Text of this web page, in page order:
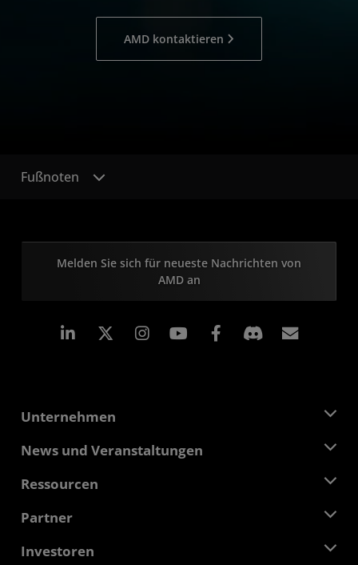
AMD kontaktieren
Fußnoten
Melden Sie sich für neueste Nachrichten von
AMD an
LinkedIn Instagram Facebook
Unternehmen
Über AMD
Verantwortung
Kontakt
News und Veranstaltungen
Pressebereich
Mediathek
Ressourcen
Developer Central
Fallstudien
Partner
AMD Partner Hub
Investoren